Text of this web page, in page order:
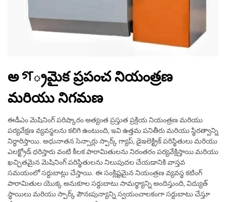
అগ్రమైక ప్రపంచ నియంత్రణ
మరియు నిగమణ
ఈడీఎం మెషినింగ్ పరిష్కారం అత్యంత ప్రస్తుత ప్రక్రియ నియంత్రణ మరియు
పర్యవేక్షణ వ్యవస్థలను కలిగి ఉంటుంది, ఇవి ఉత్తమ పనితీరు మరియు స్థిరత్వాన్ని
నిర్ధారిస్తాయి. అధునాతన సెన్సార్లు స్పార్క్ గ్యాప్, డైఇలెక్ట్రిక్ పరిస్థితులు మరియు
ఎలక్ట్రోడ్ ధరిస్తారు వంటి కీలక పారామితులను నిరంతరం పర్యవేక్షిస్తాయి మరియు
ఖచ్చితమైన మెషినింగ్ పరిస్థితులను నిలుపుదల చేయడానికి వాస్తవ
సమయంలో సర్దుబాట్లు చేస్తాయి. ఈ సంక్లిష్టమైన నియంత్రణ వ్యవస్థ కటింగ్
పారామితుల యొక్క అనుకూల సర్దుబాటు సామర్థ్యాన్ని అందిస్తుంది, విద్యుత్
స్థాయిలు మరియు స్పార్క్ పౌనఃపున్యాన్ని స్వయంచాలకంగా సర్దుబాటు చేస్తూ